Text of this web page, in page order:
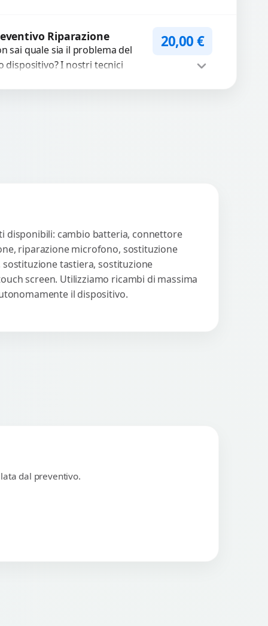
cuffie e
PreventivoRiparazione
sai quale sia il problema del
dispositivo? I nostri tecnici
20,00€
disponibili: cambio batteria, connettore
riparazione microfono, sostituzione
tastiera, sostituzione
screen. Utilizziamo ricambi di massima
il dispositivo.
dal preventivo.